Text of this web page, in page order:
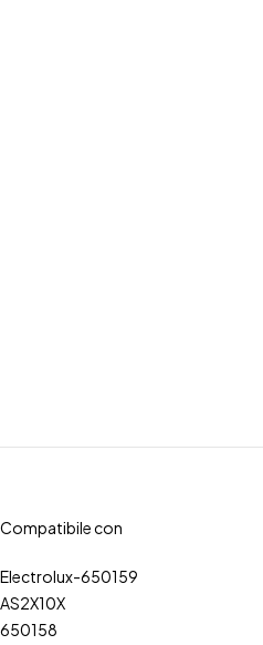
Compatibile con
Electrolux-650159
AS2X10X
650158